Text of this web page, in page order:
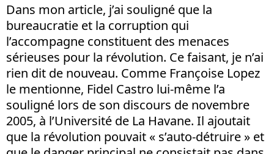
Dans mon article, j’ai souligné que la
bureaucratie et la corruption qui
l’accompagne constituent des menaces
sérieuses pour la révolution. Ce faisant, je n’ai
rien dit de nouveau. Comme Françoise Lopez
le mentionne, Fidel Castro lui-même l’a
souligné lors de son discours de novembre
2005, à l’Université de La Havane. Il ajoutait
que la révolution pouvait « s’auto-détruire » et